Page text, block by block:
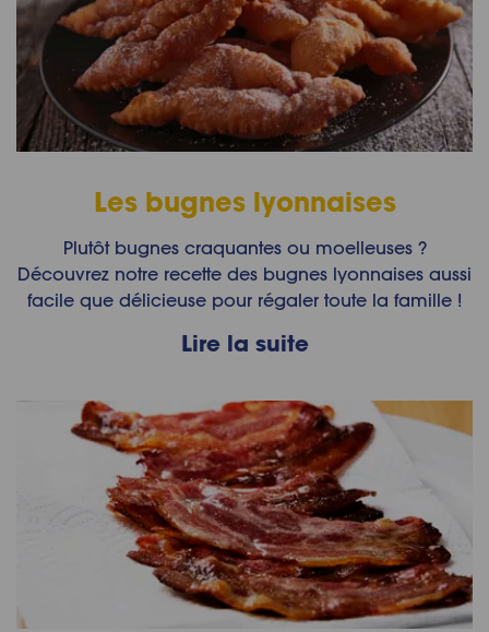
Les bugnes lyonnaises
Plutôt bugnes craquantes ou moelleuses ?
Découvrez notre recette des bugnes lyonnaises aussi
facile que délicieuse pour régaler toute la famille !
Lire la suite